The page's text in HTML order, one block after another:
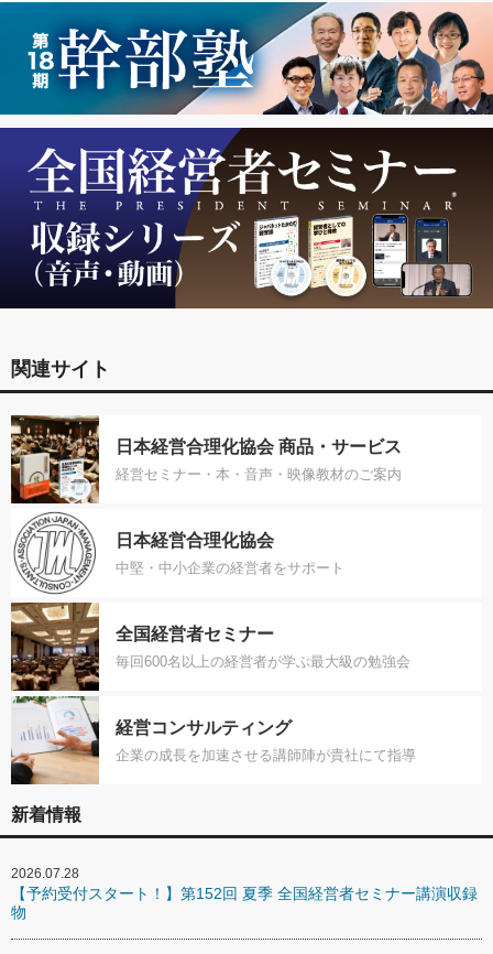
関連サイト
日本経営合理化協会 商品・サービス
経営セミナー・本・音声・映像教材のご案内
日本経営合理化協会
中堅・中小企業の経営者をサポート
全国経営者セミナー
毎回600名以上の経営者が学ぶ最大級の勉強会
経営コンサルティング
企業の成長を加速させる講師陣が貴社にて指導
新着情報
2026.07.28
【予約受付スタート！】第152回 夏季 全国経営者セミナー講演収録
物